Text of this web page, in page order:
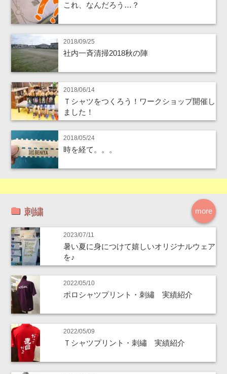
これ、なんだろう…？
2018/09/25
社内一斉清掃2018秋の陣
2018/06/14
Ｔシャツをつくろう！ワークショップ開催し
ました！
2018/05/24
時を経て。。。
more
刺繍
2023/07/11
暑い夏に身につけて嬉しいオリジナルウェア
を♪
2022/05/10
ポロシャツプリント・刺繡 実績紹介
2022/05/09
Ｔシャツプリント・刺繡 実績紹介